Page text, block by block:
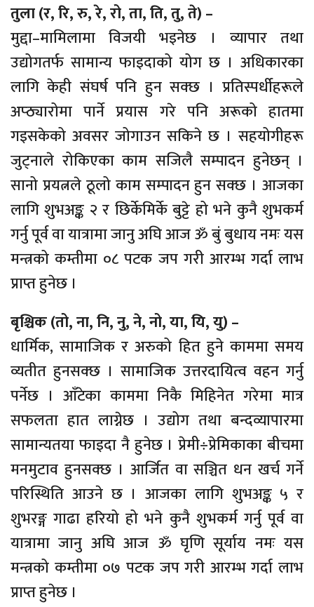
तुला (र, रि, रु, रे, रो, ता, ति, तु, ते) –
मुद्दा–मामिलामा विजयी भइनेछ । व्यापार तथा
उद्योगतर्फ सामान्य फाइदाको योग छ । अधिकारका
लागि केही संघर्ष पनि हुन सक्छ । प्रतिस्पर्धीहरूले
अप्ठ्यारोमा पार्ने प्रयास गरे पनि अरूको हातमा
गइसकेको अवसर जोगाउन सकिने छ । सहयोगीहरू
जुट्नाले रोकिएका काम सजिलै सम्पादन हुनेछन् ।
सानो प्रयत्नले ठूलो काम सम्पादन हुन सक्छ । आजका
लागि शुभअङ्क २ र छिर्केमिर्के बुट्टे हो भने कुनै शुभकर्म
गर्नु पूर्व वा यात्रामा जानु अघि आज ॐ बुं बुधाय नमः यस
मन्त्रको कम्तीमा ०८ पटक जप गरी आरम्भ गर्दा लाभ
प्राप्त हुनेछ ।
बृश्चिक (तो, ना, नि, नु, ने, नो, या, यि, यु) –
धार्मिक, सामाजिक र अरुको हित हुने काममा समय
व्यतीत हुनसक्छ । सामाजिक उत्तरदायित्व वहन गर्नु
पर्नेछ । आँटेका काममा निकै मिहिनेत गरेमा मात्र
सफलता हात लाग्नेछ । उद्योग तथा बन्दव्यापारमा
सामान्यतया फाइदा नै हुनेछ । प्रेमी÷प्रेमिकाका बीचमा
मनमुटाव हुनसक्छ । आर्जित वा सञ्चित धन खर्च गर्ने
परिस्थिति आउने छ । आजका लागि शुभअङ्क ५ र
शुभरङ्ग गाढा हरियो हो भने कुनै शुभकर्म गर्नु पूर्व वा
यात्रामा जानु अघि आज ॐ घृणि सूर्याय नमः यस
मन्त्रको कम्तीमा ०७ पटक जप गरी आरम्भ गर्दा लाभ
प्राप्त हुनेछ ।